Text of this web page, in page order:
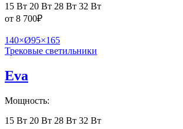
15 Вт 20 Вт 28 Вт 32 Вт
от 8 700₽
140×Ø95×165
Трековые светильники
Eva
Мощность:
15 Вт 20 Вт 28 Вт 32 Вт